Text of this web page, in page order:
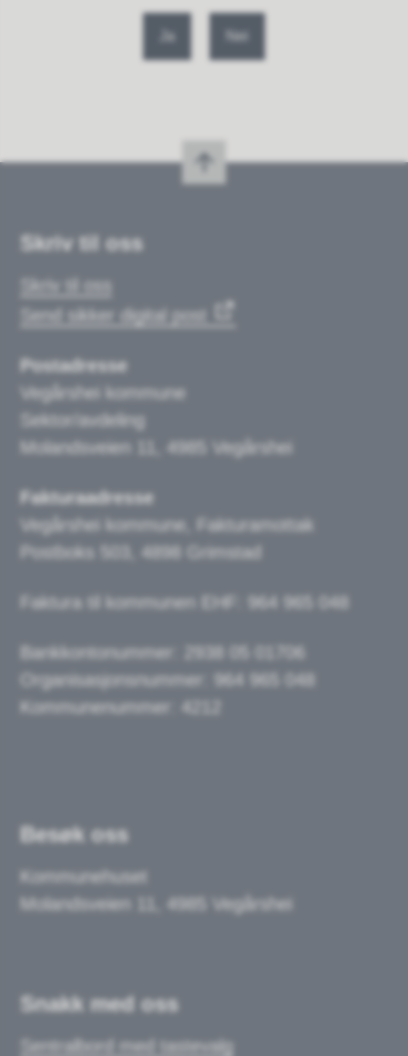
Ja Nei
Skriv til oss
Skriv til oss
Send sikker digital post
Postadresse
Vegårshei kommune
Sektor/avdeling
Molandsveien 11, 4985 Vegårshei
Fakturaadresse
Vegårshei kommune, Fakturamottak
Postboks 503, 4898 Grimstad
Faktura til kommunen EHF: 964 965 048
Bankkontonummer:
2938 05 01706
Organisasjonsnummer: 964 965 048
Kommunenummer: 4212
Besøk oss
Kommunehuset
Molandsveien 11, 4985 Vegårshei
Snakk med oss
Sentralbord med tastevalg